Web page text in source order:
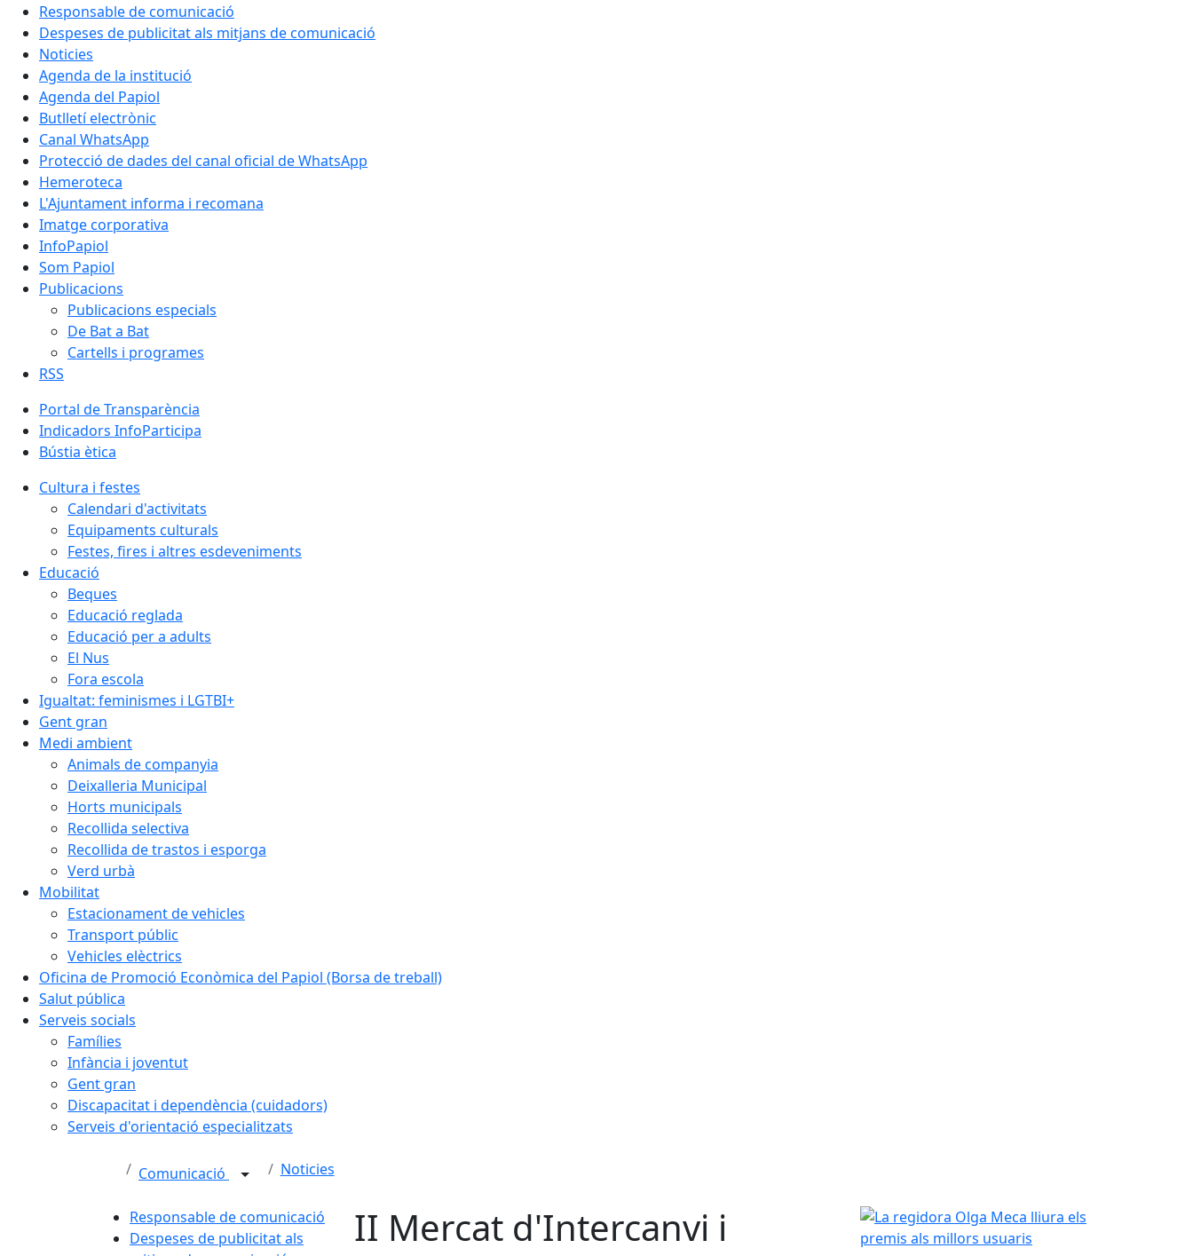
Responsable de comunicació
Despeses de publicitat als mitjans de comunicació
Noticies
Agenda de la institució
Agenda del Papiol
Butlletí electrònic
Canal WhatsApp
Protecció de dades del canal oficial de WhatsApp
Hemeroteca
L'Ajuntament informa i recomana
Imatge corporativa
InfoPapiol
Som Papiol
Publicacions
Publicacions especials
De Bat a Bat
Cartells i programes
RSS
Portal de Transparència
Indicadors InfoParticipa
Bústia ètica
Cultura i festes
Calendari d'activitats
Equipaments culturals
Festes, fires i altres esdeveniments
Educació
Beques
Educació reglada
Educació per a adults
El Nus
Fora escola
Igualtat: feminismes i LGTBI+
Gent gran
Medi ambient
Animals de companyia
Deixalleria Municipal
Horts municipals
Recollida selectiva
Recollida de trastos i esporga
Verd urbà
Mobilitat
Estacionament de vehicles
Transport públic
Vehicles elèctrics
Oficina de Promoció Econòmica del Papiol (Borsa de treball)
Salut pública
Serveis socials
Famílies
Infància i joventut
Gent gran
Discapacitat i dependència (cuidadors)
Serveis d'orientació especialitzats
Comunicació Noticies
Responsable de comunicació
Despeses de publicitat als
II Mercat d'Intercanvi i
La regidora Olga Meca lliura els premis als